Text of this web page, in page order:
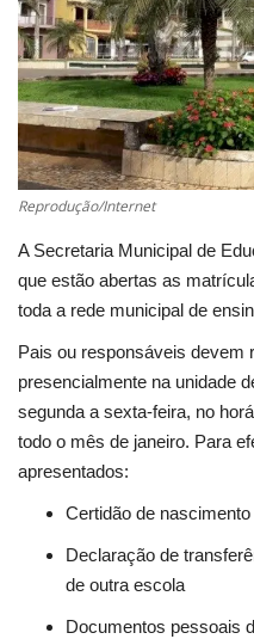
Oportunidade
Sua Cidade
Tempo
Saúde
Política
Trânsito
Segurança Pública
Economia
Educação
Esporte
Reprodução/Internet
A Secretaria Municipal de
que estão abertas as
toda a rede municipal de
Pais ou responsáveis devem
presencialmente na unidade
segunda a sexta-feira, no
todo o mês de janeiro. Para
apresentados:
Certidão de
Declaração de
de outra escola
Documentos pessoais